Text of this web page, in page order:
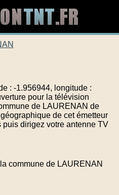
: -1.956944, longitude :
pour la télévision
de LAURENAN de
de cet émetteur
dirigez votre antenne TV
commune de LAURENAN